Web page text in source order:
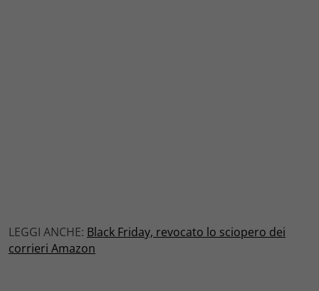
LEGGI ANCHE: Black Friday, revocato lo sciopero dei
corrieri Amazon